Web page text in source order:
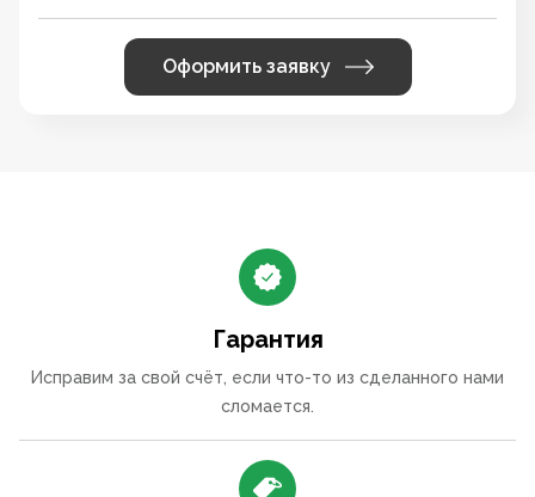
Оформить заявку
Гарантия
Исправим за свой счёт, если что-то из сделанного нами
сломается.